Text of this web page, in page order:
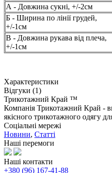
А - Довжина сукні, +/-2см
Б - Ширина по лінії грудей,
+/-1см
В - Довжина рукава від плеча,
+/-1см
Характеристики
Відгуки (1)
Трикотажний Край ™
Компанія Трикотажний Край -
якісного трикотажного одягу
Соціальні мережі
Новини, Статті
Наші перемоги
Наші контакти
+380 (96) 167-41-88